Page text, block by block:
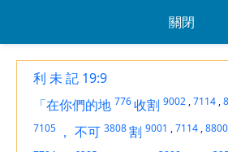
關閉
利 未 記 19:9
「在你們的地 776收割 9002 ,7114 ,
7105 ， 不可 3808割 9001 ,7114 ,8800